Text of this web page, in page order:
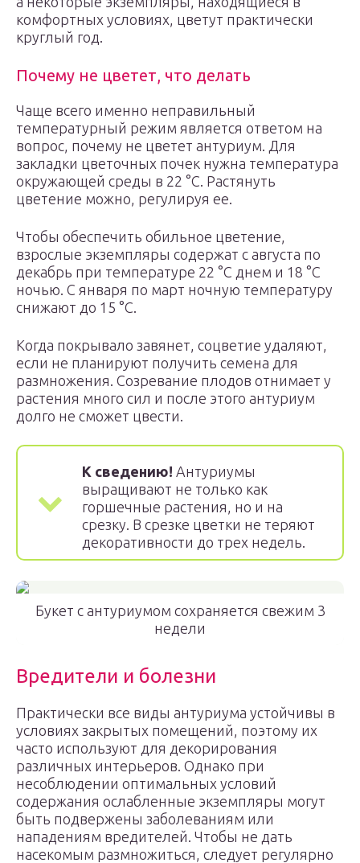
комфортных условиях, цветут практически
круглый год.
Почему не цветет, что делать
Чаще всего именно неправильный
температурный режим является ответом на
вопрос, почему не цветет антуриум. Для
закладки цветочных почек нужна температура
окружающей среды в 22 °C. Растянуть
цветение можно, регулируя ее.
Чтобы обеспечить обильное цветение,
взрослые экземпляры содержат с августа по
декабрь при температуре 22 °C днем и 18 °C
ночью. С января по март ночную температуру
снижают до 15 °C.
Когда покрывало завянет, соцветие удаляют,
если не планируют получить семена для
размножения. Созревание плодов отнимает у
растения много сил и после этого антуриум
долго не сможет цвести.
К сведению! Антуриумы
выращивают не только как
горшечные растения, но и на
срезку. В срезке цветки не теряют
декоративности до трех недель.
Букет с антуриумом сохраняется свежим 3
недели
Вредители и болезни
Практически все виды антуриума устойчивы в
условиях закрытых помещений, поэтому их
часто используют для декорирования
различных интерьеров. Однако при
несоблюдении оптимальных условий
содержания ослабленные экземпляры могут
быть подвержены заболеваниям или
нападениям вредителей. Чтобы не дать
насекомым размножиться, следует регулярно